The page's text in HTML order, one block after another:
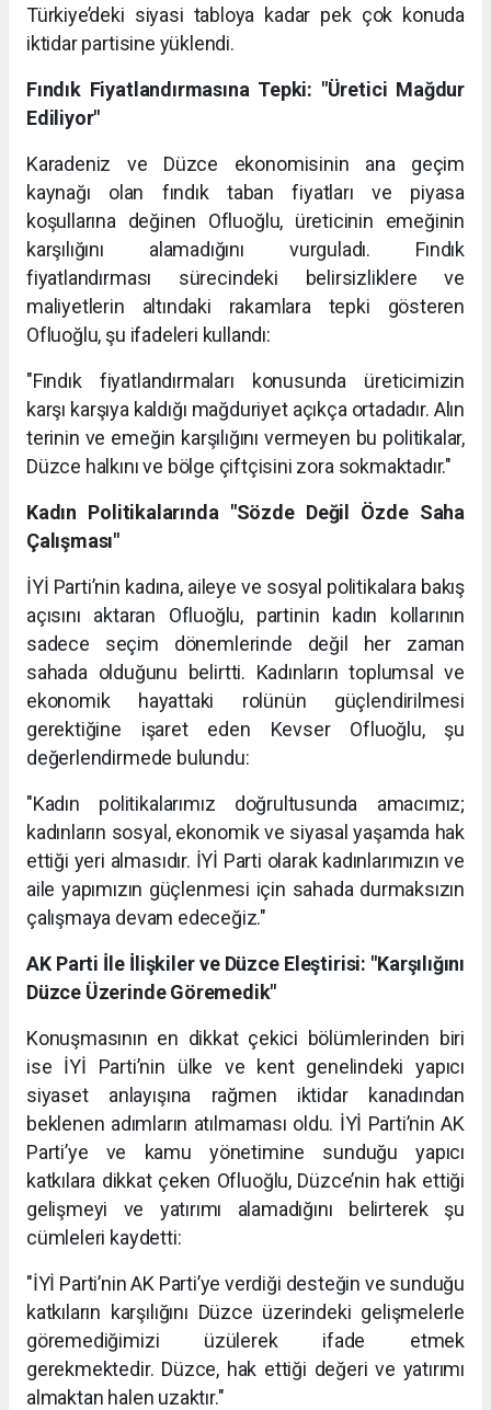
Türkiye’deki siyasi tabloya kadar pek çok konuda
iktidar partisine yüklendi.
Fındık Fiyatlandırmasına Tepki: "Üretici Mağdur
Ediliyor"
Karadeniz ve Düzce ekonomisinin ana geçim
kaynağı olan fındık taban fiyatları ve piyasa
koşullarına değinen Ofluoğlu, üreticinin emeğinin
karşılığını alamadığını vurguladı. Fındık
fiyatlandırması sürecindeki belirsizliklere ve
maliyetlerin altındaki rakamlara tepki gösteren
Ofluoğlu, şu ifadeleri kullandı:
"Fındık fiyatlandırmaları konusunda üreticimizin
karşı karşıya kaldığı mağduriyet açıkça ortadadır. Alın
terinin ve emeğin karşılığını vermeyen bu politikalar,
Düzce halkını ve bölge çiftçisini zora sokmaktadır."
Kadın Politikalarında "Sözde Değil Özde Saha
Çalışması"
İYİ Parti’nin kadına, aileye ve sosyal politikalara bakış
açısını aktaran Ofluoğlu, partinin kadın kollarının
sadece seçim dönemlerinde değil her zaman
sahada olduğunu belirtti. Kadınların toplumsal ve
ekonomik hayattaki rolünün güçlendirilmesi
gerektiğine işaret eden Kevser Ofluoğlu, şu
değerlendirmede bulundu:
"Kadın politikalarımız doğrultusunda amacımız;
kadınların sosyal, ekonomik ve siyasal yaşamda hak
ettiği yeri almasıdır. İYİ Parti olarak kadınlarımızın ve
aile yapımızın güçlenmesi için sahada durmaksızın
çalışmaya devam edeceğiz."
AK Parti İle İlişkiler ve Düzce Eleştirisi: "Karşılığını
Düzce Üzerinde Göremedik"
Konuşmasının en dikkat çekici bölümlerinden biri
ise İYİ Parti’nin ülke ve kent genelindeki yapıcı
siyaset anlayışına rağmen iktidar kanadından
beklenen adımların atılmaması oldu. İYİ Parti’nin AK
Parti’ye ve kamu yönetimine sunduğu yapıcı
katkılara dikkat çeken Ofluoğlu, Düzce’nin hak ettiği
gelişmeyi ve yatırımı alamadığını belirterek şu
cümleleri kaydetti:
"İYİ Parti’nin AK Parti’ye verdiği desteğin ve sunduğu
katkıların karşılığını Düzce üzerindeki gelişmelerle
göremediğimizi üzülerek ifade etmek
gerekmektedir. Düzce, hak ettiği değeri ve yatırımı
almaktan halen uzaktır."